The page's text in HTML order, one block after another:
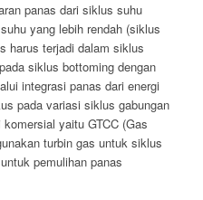
panas dari siklus suhu
yang lebih rendah (siklus
harus terjadi dalam siklus
siklus bottoming dengan
integrasi panas dari energi
pada variasi siklus gabungan
yaitu GTCC (Gas
turbin gas untuk siklus
pemulihan panas